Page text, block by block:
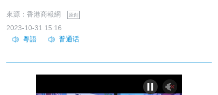
來源：香港商報網 原創
2023-10-31 15:16